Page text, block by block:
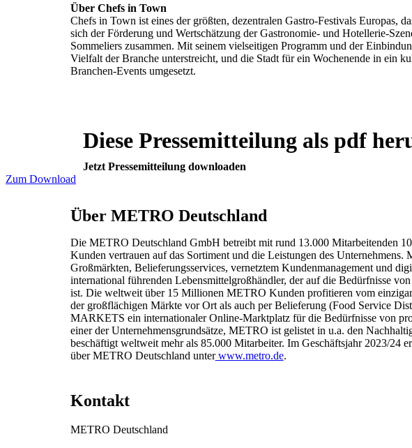
Über Chefs in Town
Chefs in Town ist eines der größten, dezentralen Gastro-Festivals Europas,
sich der Förderung und Wertschätzung der Gastronomie- und Hotellerie-
Sommeliers zusammen. Mit seinem vielseitigen Programm und der
Vielfalt der Branche unterstreicht, und die Stadt für ein Wochenende in ein
Branchen-Events umgesetzt.
Diese Pressemitteilung als pdf
Jetzt Pressemitteilung downloaden
Zum Download
Über METRO Deutschland
Die METRO Deutschland GmbH betreibt mit rund 13.000 Mitarbeitenden
Kunden vertrauen auf das Sortiment und die Leistungen des
Großmärkten, Belieferungsservices, vernetztem Kundenmanagement und
international führenden Lebensmittelgroßhändler, der auf die Bedürfnisse
ist. Die weltweit über 15 Millionen METRO Kunden profitieren vom
der großflächigen Märkte vor Ort als auch per Belieferung (Food Service
MARKETS ein internationaler Online-Marktplatz für die Bedürfnisse von
einer der Unternehmensgrundsätze, METRO ist gelistet in u.a. den
beschäftigt weltweit mehr als 85.000 Mitarbeiter. Im Geschäftsjahr 2023/
über METRO Deutschland unterwww.metro.de.
Kontakt
METRO Deutschland